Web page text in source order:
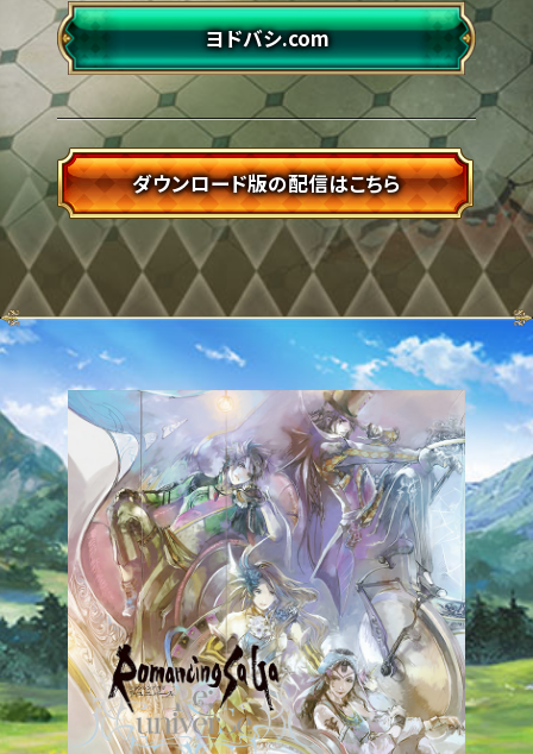
ヨドバシ.com
ダウンロード版の配信はこちら